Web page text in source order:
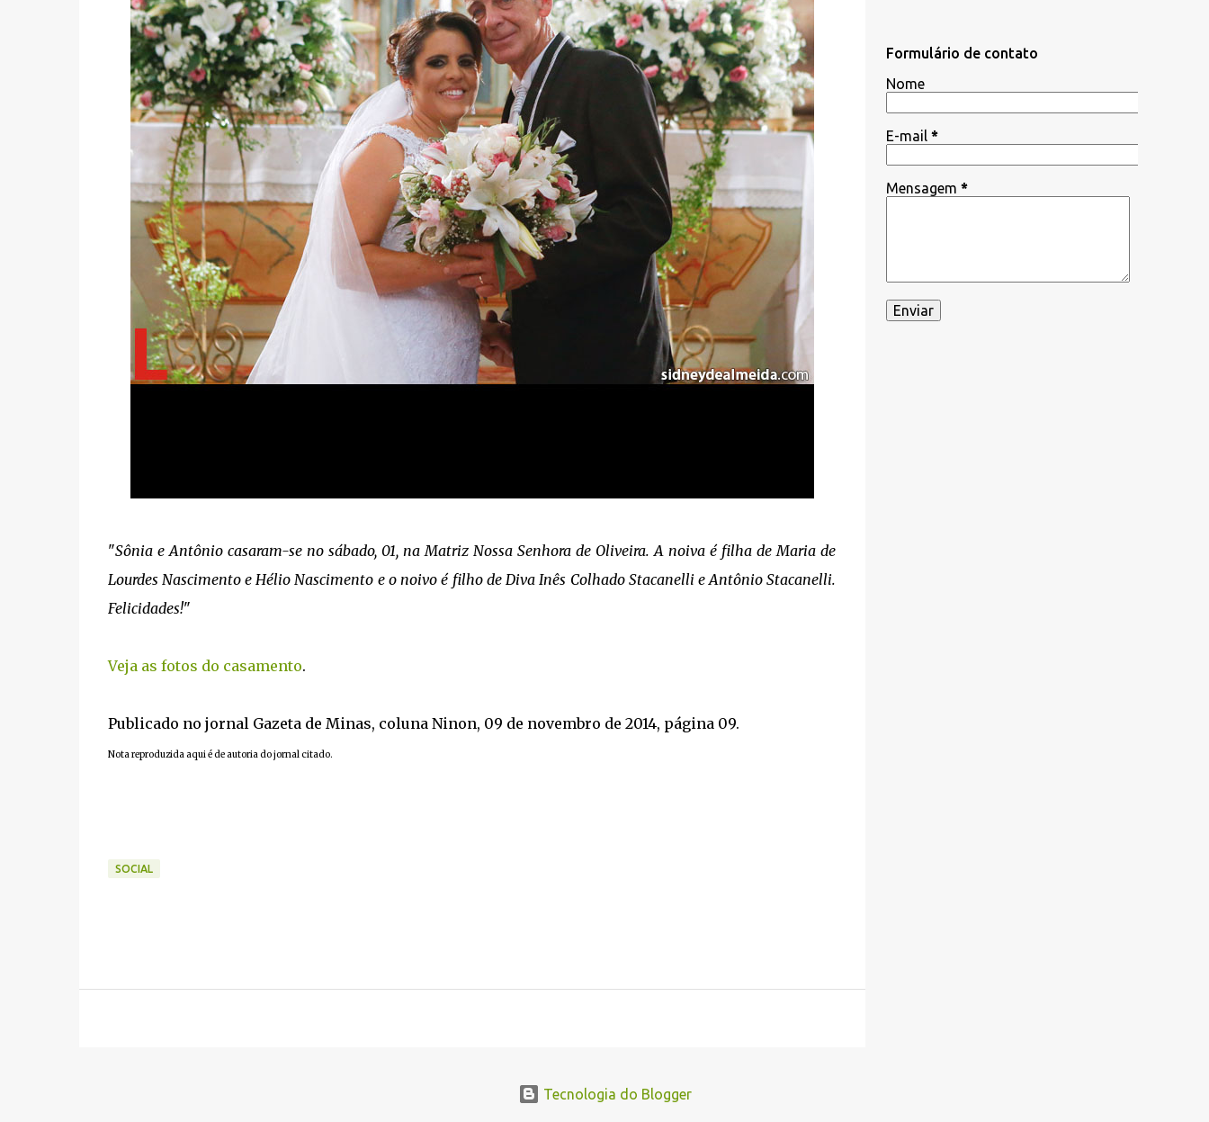
"Sônia e Antônio casaram-se no sábado, 01, na Matriz Nossa Senhora de Oliveira. A noiva é filha de Maria de
Lourdes Nascimento e Hélio Nascimento e o noivo é filho de Diva Inês Colhado Stacanelli e Antônio Stacanelli.
Felicidades!"
Veja as fotos do casamento.
Publicado no jornal Gazeta de Minas, coluna Ninon, 09 de novembro de 2014, página 09.
Nota reproduzida aqui é de autoria do jornal citado.
SOCIAL
Formulário de contato
Nome
E-mail *
Mensagem *
Tecnologia do Blogger